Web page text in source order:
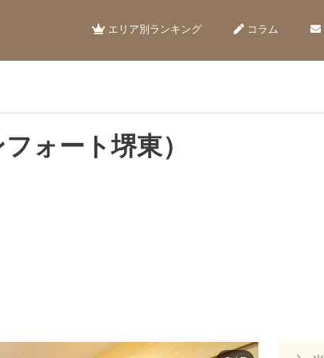
エリア別ランキング コラム
ォート堺東）